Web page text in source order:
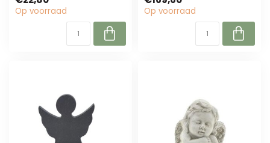
voor uitv...
Op voorraad
lichtbruine engele...
Op voorraad